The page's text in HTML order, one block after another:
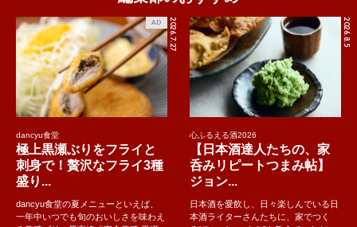
2026.7.27
AD
dancyu食堂
極上黒瀬ぶりをフライと
刺身で！贅沢なフライ3種
盛り...
dancyu食堂の夏メニューといえば、
一年中いつでも旬のおいしさを味わえ
2026.8.5
心ふるえる酒2026
【日本酒達人たちの、家
呑みリピートつまみ帖】
ジョン...
日本酒を愛飲し、日々楽しんでいる日
本酒ライターさんたちに、家でつく